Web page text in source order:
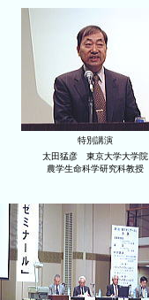
特別講演
太田猛彦 東京大学大学院
農学生命科学研究科教授